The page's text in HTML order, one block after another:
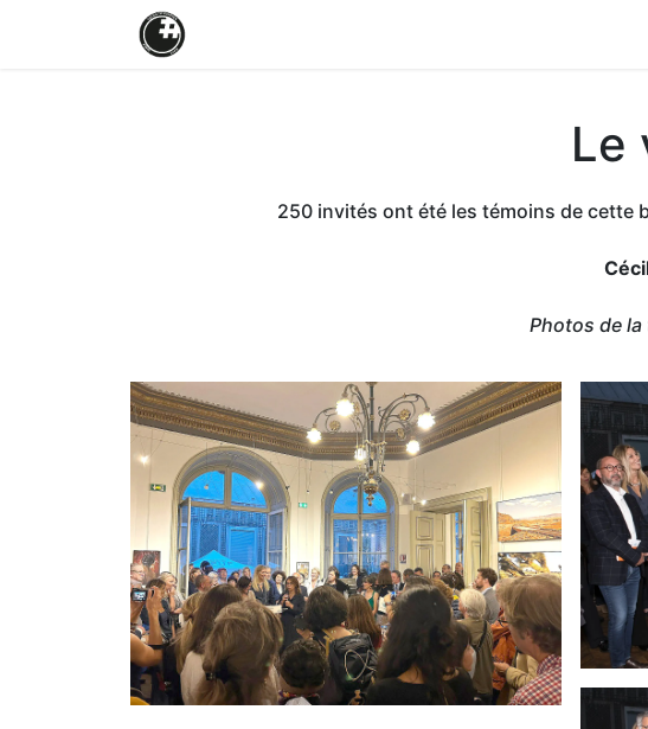
Le
250 invités ont été les témoins de cette
Photos de